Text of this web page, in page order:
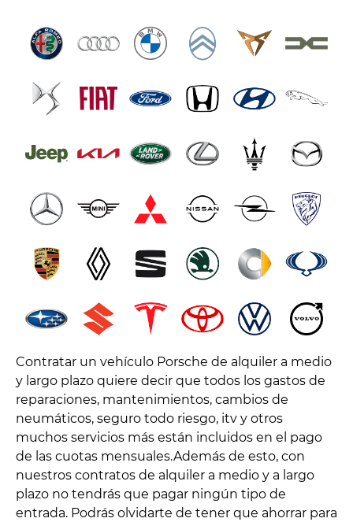
Contratar un vehículo Porsche de alquiler a medio
y largo plazo quiere decir que todos los gastos de
reparaciones, mantenimientos, cambios de
neumáticos, seguro todo riesgo, itv y otros
muchos servicios más están incluidos en el pago
de las cuotas mensuales.Además de esto, con
nuestros contratos de alquiler a medio y a largo
plazo no tendrás que pagar ningún tipo de
entrada. Podrás olvidarte de tener que ahorrar para